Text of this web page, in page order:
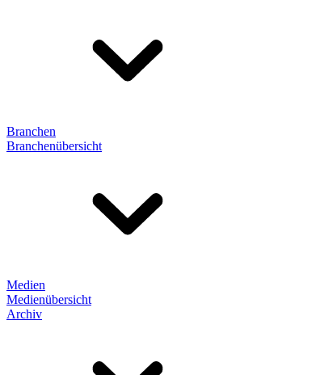
Branchen
Branchenübersicht
Medien
Medienübersicht
Archiv